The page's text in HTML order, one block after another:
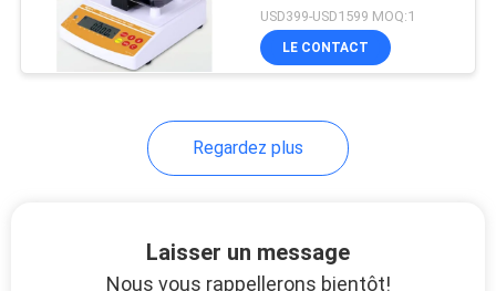
grande précision de
poids
USD399-USD1599 MOQ:1
LE CONTACT
Regardez plus
Laisser un message
Nous vous rappellerons bientôt!